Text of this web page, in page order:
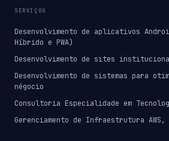
SERVIÇOS
Desenvolvimento de aplicativos
Híbrido e PWA)
Desenvolvimento de sites
Desenvolvimento de sistemas para
négocio
Consultoria Especialidade em
Gerenciamento de Infraestrutura AWS,